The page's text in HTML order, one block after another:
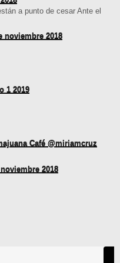
a punto de cesar Ante el
noviembre 2018
1 2019
Café @miriamcruz
2018